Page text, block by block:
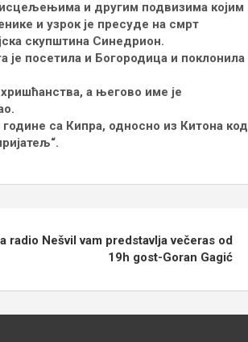
и другим подвизима којим
и узрок је пресуде на смрт
скупштина Синедрион.
је посетила и Богородица и поклонила
а његово име је
са Кипра, односно из Китона код
radio Nešvil vam predstavlja večeras od
19h gost-Goran Gagić